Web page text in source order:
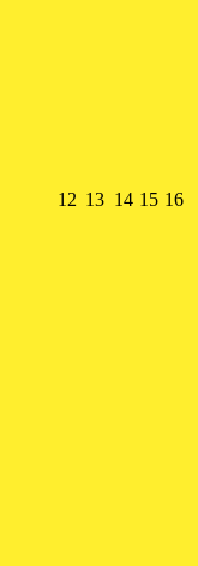
12 12.
1313.
1414.
1515.
16